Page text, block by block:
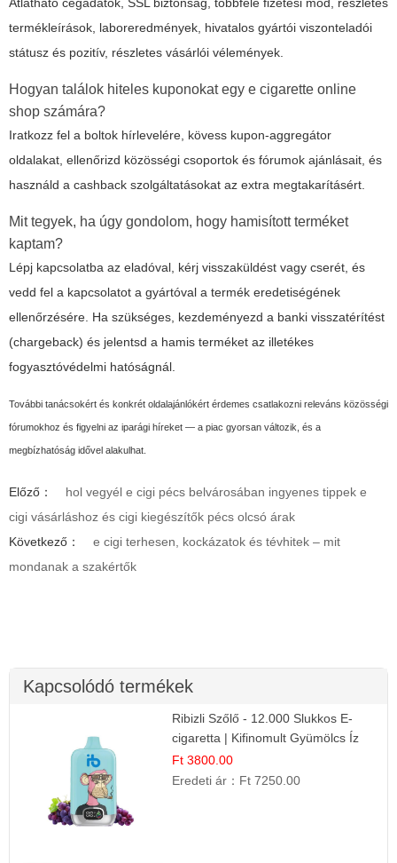
termékleírások, laboreredmények, hivatalos gyártói viszonteladói
státusz és pozitív, részletes vásárlói vélemények.
Hogyan találok hiteles kuponokat egy e cigarette online
shop számára?
Iratkozz fel a boltok hírlevelére, kövess kupon-aggregátor
oldalakat, ellenőrizd közösségi csoportok és fórumok ajánlásait, és
használd a cashback szolgáltatásokat az extra megtakarításért.
Mit tegyek, ha úgy gondolom, hogy hamisított terméket
kaptam?
Lépj kapcsolatba az eladóval, kérj visszaküldést vagy cserét, és
vedd fel a kapcsolatot a gyártóval a termék eredetiségének
ellenőrzésére. Ha szükséges, kezdeményezd a banki visszatérítést
(chargeback) és jelentsd a hamis terméket az illetékes
fogyasztóvédelmi hatóságnál.
További tanácsokért és konkrét oldalajánlókért érdemes csatlakozni releváns közösségi
fórumokhoz és figyelni az iparági híreket — a piac gyorsan változik, és a
megbízhatóság idővel alakulhat.
Előző：
hol vegyél e cigi pécs belvárosában ingyenes tippek e
cigi vásárláshoz és cigi kiegészítők pécs olcsó árak
Következő：
e cigi terhesen, kockázatok és tévhitek – mit
mondanak a szakértők
Kapcsolódó termékek
Ribizli Szőlő - 12.000 Slukkos E-
cigaretta | Kifinomult Gyümölcs Íz
Ft 3800.00
Eredeti ár： Ft 7250.00